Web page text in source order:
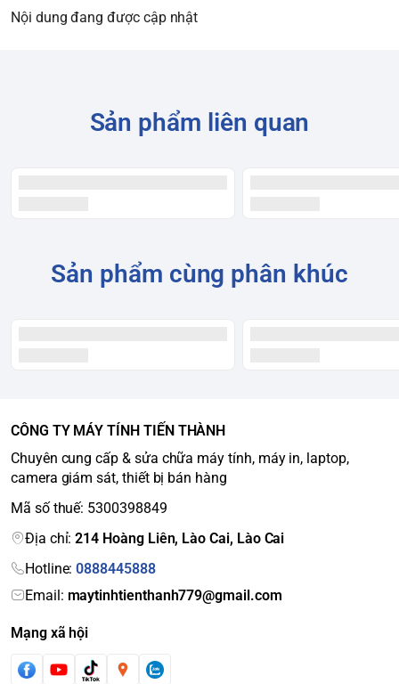
Nội dung đang được cập nhật
Sản phẩm liên quan
Sản phẩm cùng phân khúc
CÔNG TY MÁY TÍNH TIẾN THÀNH
Chuyên cung cấp & sửa chữa máy tính, máy in, laptop,
camera giám sát, thiết bị bán hàng
Mã số thuế: 5300398849
Địa chỉ:214 Hoàng Liên, Lào Cai, Lào Cai
Hotline:0888445888
Email: maytinhtienthanh779@gmail.com
Mạng xã hội